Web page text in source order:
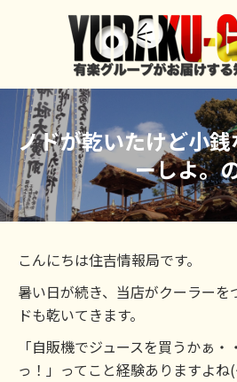
ノドが乾いたけど小
ーしよ。
こんにちは住吉情報局です。
暑い日が続き、当店がクーラーを
ドも乾いてきます。
「自販機でジュースを買うかぁ
っ！」ってこと経験ありますよ